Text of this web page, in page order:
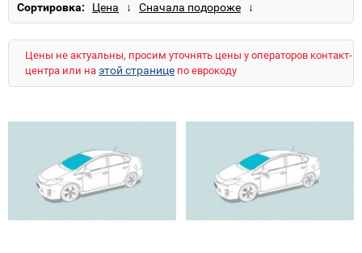
Visa
Xantia XM Xsara
Сортировка:
Цены не актуальны, просим уточнять цены у операторов контакт-
центра или на этой странице по еврокоду